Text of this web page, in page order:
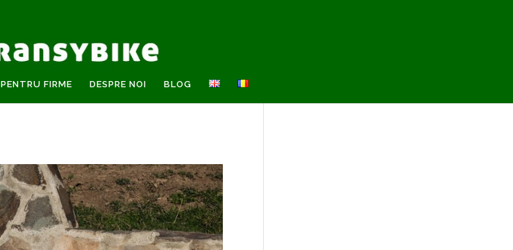
PENTRU FIRME DESPRE NOI BLOG